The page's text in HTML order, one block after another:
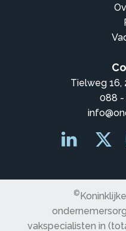
Tielweg 16,
088 -
©
vakspecialisten in